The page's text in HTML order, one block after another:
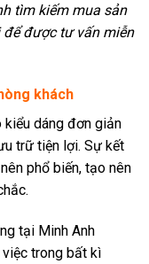
tìm kiếm mua sản
để được tư vấn miễn
khách
kiểu dáng đơn giản
trữ tiện lợi. Sự kết
phổ biến, tạo nên
tại Minh Anh
trong bất kì